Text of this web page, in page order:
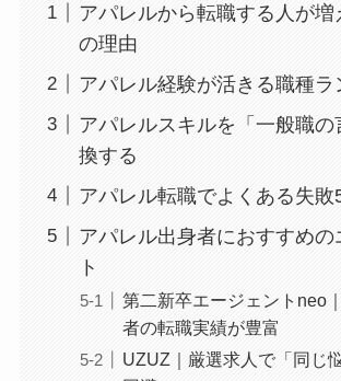
アパレルから転職する人が増
の理由
アパレル経験が活きる職種ラ
アパレルスキルを「一般職の
換する
アパレル転職でよくある失敗
アパレル出身者におすすめの
ト
第二新卒エージェントneo
者の転職実績が豊富
UZUZ｜厳選求人で「同じ